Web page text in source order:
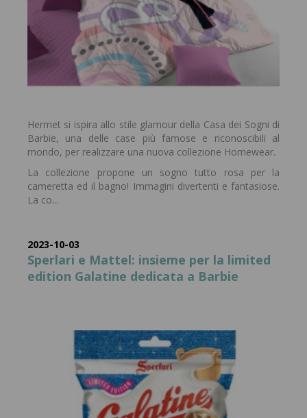
Hermet si ispira allo stile glamour della Casa dei Sogni di
Barbie, una delle case più famose e riconoscibili al
mondo, per realizzare una nuova collezione Homewear.
La collezione propone un sogno tutto rosa per la
cameretta ed il bagno! Immagini divertenti e fantasiose.
La co...
2023-10-03
Sperlari e Mattel: insieme per la limited
edition Galatine dedicata a Barbie